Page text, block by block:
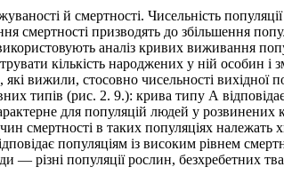
й смертності. Чисельність
смертності призводять до збільшення
аналіз кривих виживання
кількість народжених у ній особин і
вижили, стосовно чисельності вихідної
типів (рис. 2. 9.): крива типу А
для популяцій людей у розвинених
смертності в таких популяціях
популяціям із високим рівнем
— різні популяції рослин, безхребетних